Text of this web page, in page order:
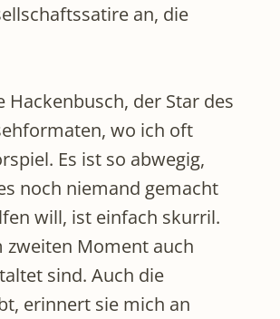
an, die
Hackenbusch, der Star des
wo ich oft
Es ist so abwegig,
noch niemand gemacht
will, ist einfach skurril.
zweiten Moment auch
sind. Auch die
erinnert sie mich an